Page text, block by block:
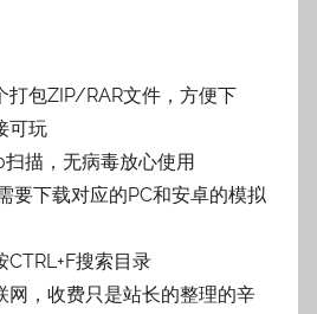
打包ZIP/RAR文件，方便下
可玩
描，无病毒放心使用
要下载对应的PC和安卓的模拟
CTRL+F搜索目录
网，收费只是站长的整理的辛